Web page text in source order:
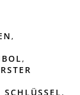
,
,
SCHLÜSSEL ,